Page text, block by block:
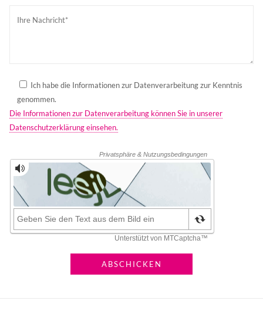
empty.
Ich habe die Informationen zur Datenverarbeitung zur Kenntnis
genommen.
Die Informationen zur Datenverarbeitung können Sie in unserer
Datenschutzerklärung einsehen.